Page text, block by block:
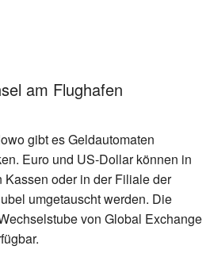
am Flughafen
gibt es Geldautomaten
Euro und US-Dollar können in
oder in der Filiale der
umgetauscht werden. Die
von Global Exchange